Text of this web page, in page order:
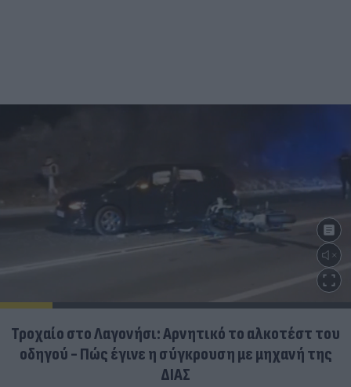
Τροχαίο στο Λαγονήσι: Αρνητικό το αλκοτέστ του
οδηγού - Πώς έγινε η σύγκρουση με μηχανή της
ΔΙΑΣ